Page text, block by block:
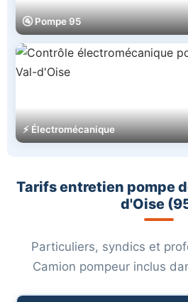
🚰 Pompe 95
⚡ Électromécanique
Tarifs entretien pompe
d'Oise
Particuliers, syndics et
Camion pompeur inclus